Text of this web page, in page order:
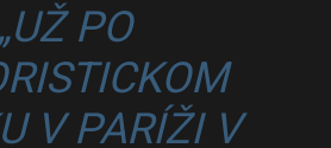
„UŽ PO
V PARÍŽI V